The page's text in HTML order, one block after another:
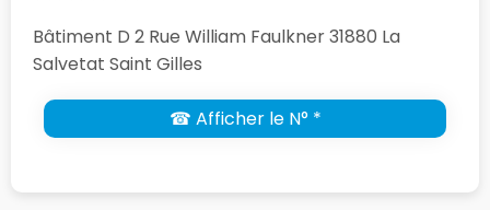
Bâtiment D 2 Rue William Faulkner 31880 La
Salvetat Saint Gilles
☎ Afficher le N° *